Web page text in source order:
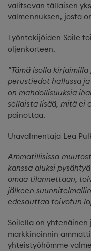
valitsevan tällaisen
valmennuksen, josta
Työntekijöiden Soile
oljenkorteen.
”Tämä isolla
perustiedot hallussa
on mahdollisuuksia
sellaista lisää, mitä ei
painottaa.
Uravalmentaja Lea
Ammatillisissa
kanssa aluksi
omaa tilannettaan,
jälkeen
edesauttaa toivotun
Soilella on
markkinoinnin
yhteistyöhömme